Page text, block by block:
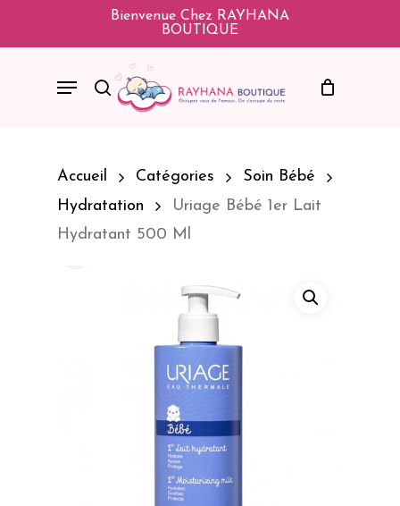
Bienvenue Chez RAYHANA
BOUTIQUE
Search
Menu
Accueil Catégories
Soin Bébé
Hydratation
Uriage Bébé 1er Lait
Hydratant 500 Ml